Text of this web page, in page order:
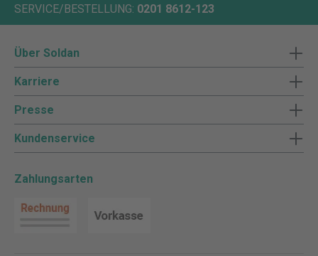
SERVICE/BESTELLUNG: 0201 8612-123
Über Soldan
Karriere
Presse
Kundenservice
Zahlungsarten